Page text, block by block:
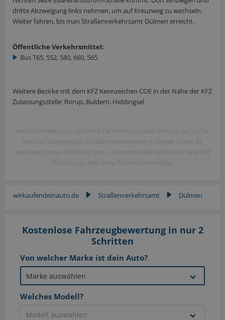
dritte Abzweigung links nehmen, um auf Kreuzweg zu wechseln.
Weiter fahren, bis man Straßenverkehrsamt Dülmen erreicht.
Öffentliche Verkehrsmittel:
Bus T65, 552, 580, 660, 565
Weitere Bezirke mit dem KFZ Kennzeichen COE in der Nähe der KFZ
Zulassungsstelle: Rorup, Buldern, Hiddingsel
wirkaufendeinauto.de Straßenverkehrsamt Dülmen
Kostenlose Fahrzeugbewertung in nur 2
Schritten
Von welcher Marke ist dein Auto?
Welches Modell?